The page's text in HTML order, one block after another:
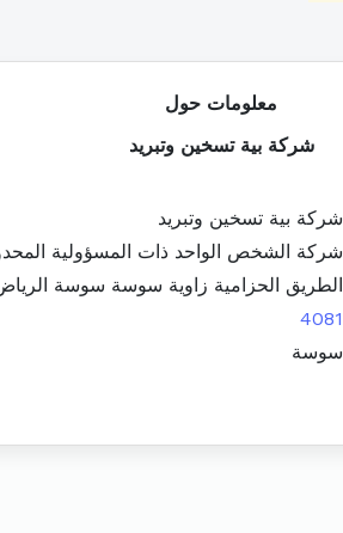
معلومات حول
شركة بية تسخين وتبريد
شركة بية تسخين وتبريد
شركة الشخص الواحد ذات المسؤولية
الطريق الحزامية زاوية سوسة سوسة
4081
سوسة